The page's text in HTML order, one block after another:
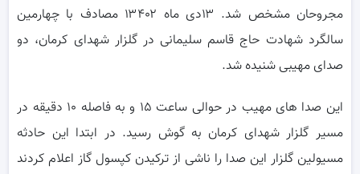
مجروحان مشخص شد. ۱۳دی ماه ۱۳۴۰۲ مصادف با چهارمین
سالگرد شهادت حاج قاسم سلیمانی در گلزار شهدای کرمان، دو
صدای مهیبی شنیده شد.
این صدا های مهیب در حوالی ساعت ۱۵ و به فاصله ۱۰ دقیقه در
مسیر گلزار شهدای کرمان به گوش رسید. در ابتدا این حادثه
مسیولین گلزار این صدا را ناشی از ترکیدن کپسول گاز اعلام کردند